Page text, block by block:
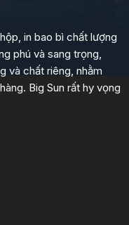
in bao bì chất lượng
phú và sang trọng,
và chất riêng, nhằm
Big Sun rất hy vọng